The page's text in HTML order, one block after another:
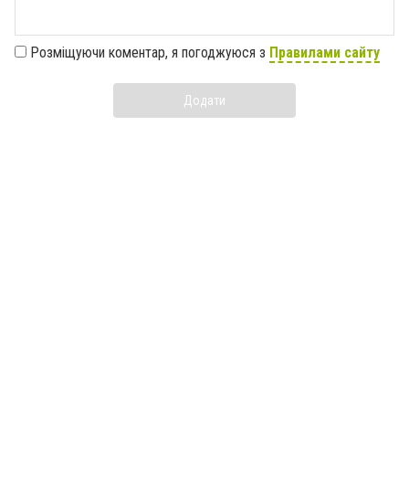
Розміщуючи коментар, я погоджуюся з Правилами сайту
Додати